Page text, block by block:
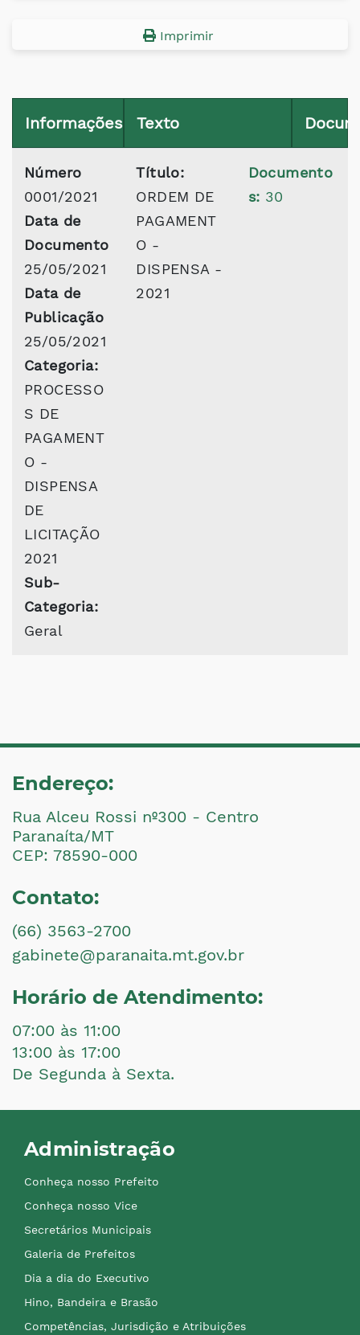
Imprimir
Informações Texto
Número
0001/2021
Data de
Documento
25/05/2021
Data de
Publicação
25/05/2021
Categoria:
PROCESSO
S DE
PAGAMENT
O -
DISPENSA
DE
LICITAÇÃO
2021
Sub-
Categoria:
Geral
Título:
ORDEM DE
PAGAMENT
O -
DISPENSA -
2021
Documento
s: 30
Endereço:
Rua Alceu Rossi nº300 - Centro
Paranaíta/MT
CEP: 78590-000
Contato:
(66) 3563-2700
gabinete@paranaita.mt.gov.br
Horário de Atendimento:
07:00 às 11:00
13:00 às 17:00
De Segunda à Sexta.
Administração
Conheça nosso Prefeito
Conheça nosso Vice
Secretários Municipais
Galeria de Prefeitos
Dia a dia do Executivo
Hino, Bandeira e Brasão
Competências, Jurisdição e Atribuições